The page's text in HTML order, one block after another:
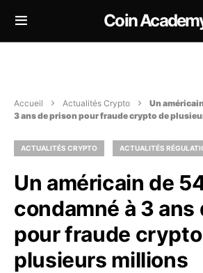
Coin
Accueil Actualités Crypto
Un
3 ans de prison pour fraude crypto de
ACTUALITÉS CRYPTO ACTUALITÉS
Un américain de
condamné à 3 ans
pour fraude
plusieurs millions